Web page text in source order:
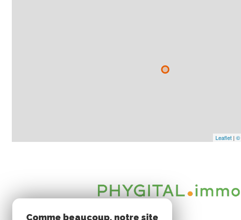
Leaflet | ©
Comme beaucoup, notre site